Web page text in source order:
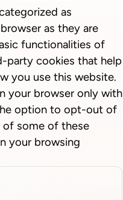
as
as they are
functionalities of
party cookies that help
you use this website.
your browser only with
option to opt-out of
some of these
your browsing